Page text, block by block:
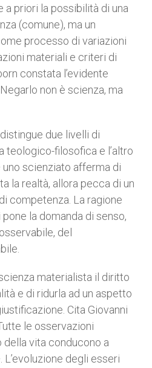
a priori la possibilità di una
(comune), ma un
processo di variazioni
materiali e criteri di
constata l’evidente
non è scienza, ma
due livelli di
teologico-filosofica e l’altro
scienziato afferma di
la realtà, allora pecca di un
competenza. La ragione
la domanda di senso,
del
materialista il diritto
e di ridurla ad un aspetto
Cita Giovanni
le osservazioni
vita conducono a
L’evoluzione degli esseri